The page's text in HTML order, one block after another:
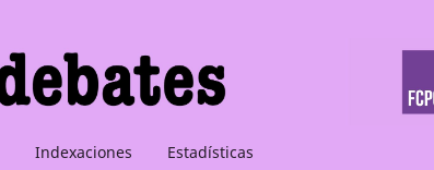
Indexaciones Estadísticas